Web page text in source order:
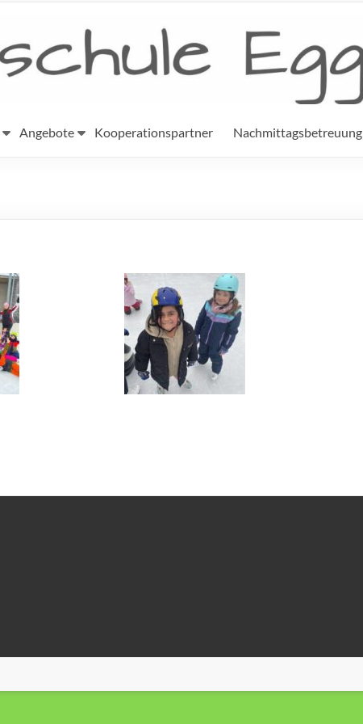
Angebote Kooperationspartner Nachmittagsbetreuung